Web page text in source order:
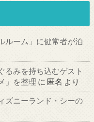
ルーム」に健常者が泊
るみを持ち込むゲスト
」を整理 に 匿名 より
ズニーランド・シーの